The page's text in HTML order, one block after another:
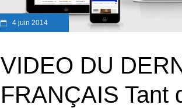
4 juin 2014
VIDEO DU
FRANÇAIS Tant